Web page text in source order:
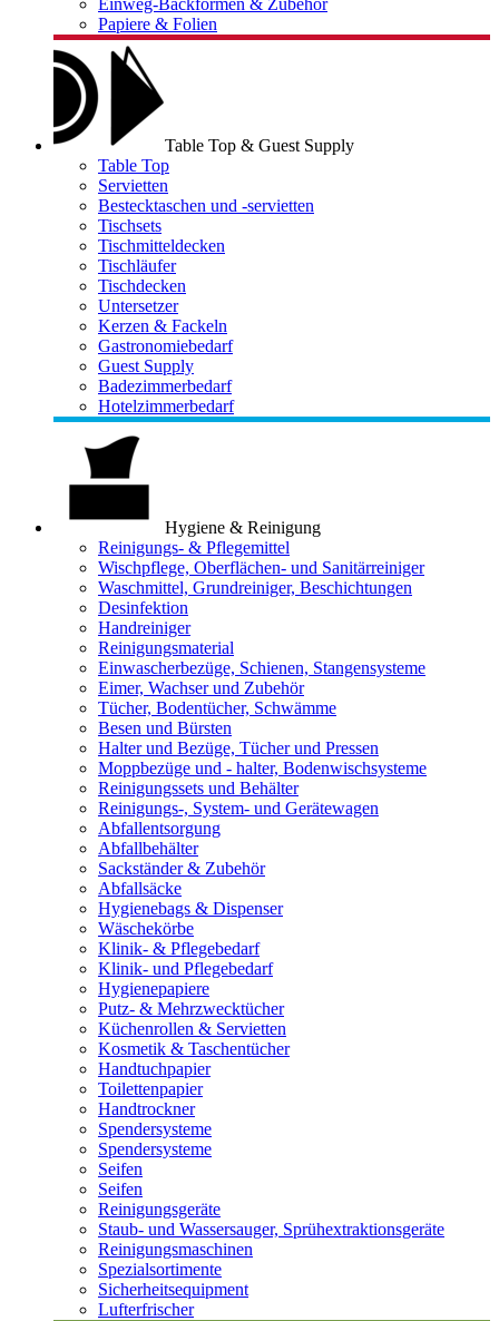
Einweg-Backformen & Zubehör
Papiere & Folien
Table Top & Guest Supply
Table Top
Servietten
Bestecktaschen und -servietten
Tischsets
Tischmitteldecken
Tischläufer
Tischdecken
Untersetzer
Kerzen & Fackeln
Gastronomiebedarf
Guest Supply
Badezimmerbedarf
Hotelzimmerbedarf
Hygiene & Reinigung
Reinigungs- & Pflegemittel
Wischpflege, Oberflächen- und Sanitärreiniger
Waschmittel, Grundreiniger, Beschichtungen
Desinfektion
Handreiniger
Reinigungsmaterial
Einwascherbezüge, Schienen, Stangensysteme
Eimer, Wachser und Zubehör
Tücher, Bodentücher, Schwämme
Besen und Bürsten
Halter und Bezüge, Tücher und Pressen
Moppbezüge und - halter, Bodenwischsysteme
Reinigungssets und Behälter
Reinigungs-, System- und Gerätewagen
Abfallentsorgung
Abfallbehälter
Sackständer & Zubehör
Abfallsäcke
Hygienebags & Dispenser
Wäschekörbe
Klinik- & Pflegebedarf
Klinik- und Pflegebedarf
Hygienepapiere
Putz- & Mehrzwecktücher
Küchenrollen & Servietten
Kosmetik & Taschentücher
Handtuchpapier
Toilettenpapier
Handtrockner
Spendersysteme
Spendersysteme
Seifen
Seifen
Reinigungsgeräte
Staub- und Wassersauger, Sprühextraktionsgeräte
Reinigungsmaschinen
Spezialsortimente
Sicherheitsequipment
Lufterfrischer